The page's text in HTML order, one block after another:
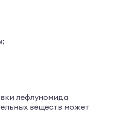
лефлуномида
веществ может